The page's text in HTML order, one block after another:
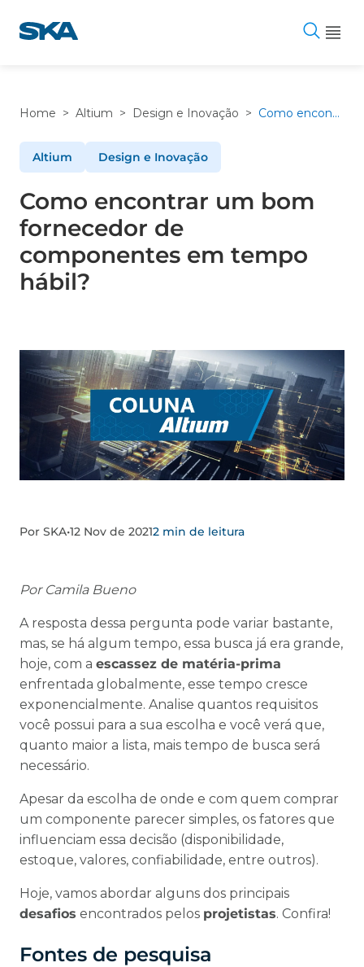
para
Home > Altium > Design e Inovação > Como encontrar um bom fornecedor de componentes em tempo hábil?
Altium Design e Inovação
Como encontrar um bom
fornecedor de
componentes em tempo
hábil?
Por SKA•12 Nov de 20212 min de leitura
Por Camila Bueno
A resposta dessa pergunta pode variar bastante,
mas, se há algum tempo, essa busca já era grande,
hoje, com a escassez de matéria-prima
enfrentada globalmente, esse tempo cresce
exponencialmente. Analise quantos requisitos
você possui para a sua escolha e você verá que,
quanto maior a lista, mais tempo de busca será
necessário.
Apesar da escolha de onde e com quem comprar
um componente parecer simples, os fatores que
influenciam essa decisão (disponibilidade,
estoque, valores, confiabilidade, entre outros).
Hoje, vamos abordar alguns dos principais
desafios encontrados pelos projetistas. Confira!
Fontes de pesquisa